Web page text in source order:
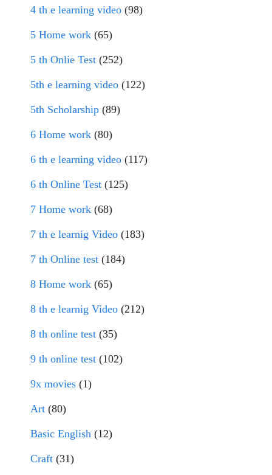
4 th e learning video (98)
5 Home work (65)
5 th Onlie Test (252)
5th e learning video (122)
5th Scholarship (89)
6 Home work (80)
6 th e learning video (117)
6 th Online Test (125)
7 Home work (68)
7 th e learnig Video (183)
7 th Online test (184)
8 Home work (65)
8 th e learnig Video (212)
8 th online test (35)
9 th online test (102)
9x movies (1)
Art (80)
Basic English (12)
Craft (31)